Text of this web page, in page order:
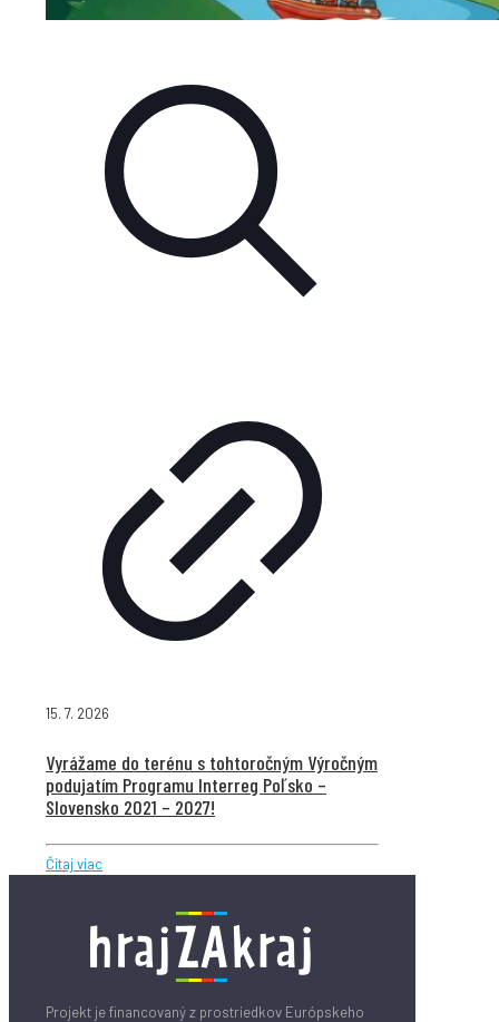
15. 7. 2026
Vyrážame do terénu s tohtoročným Výročným
podujatím Programu Interreg Poľsko –
Slovensko 2021 – 2027!
Čítaj viac
Projekt je financovaný z prostriedkov Európskeho